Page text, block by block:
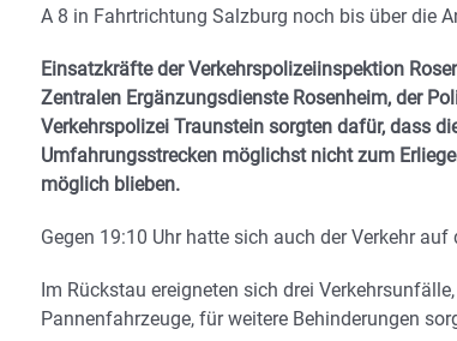
A 8 in Fahrtrichtung Salzburg noch bis über die
Einsatzkräfte der Verkehrspolizeiinspektion
Zentralen Ergänzungsdienste Rosenheim, der
Verkehrspolizei Traunstein sorgten dafür, dass
Umfahrungsstrecken möglichst nicht zum
möglich blieben.
Gegen 19:10 Uhr hatte sich auch der Verkehr
Im Rückstau ereigneten sich drei
Pannenfahrzeuge, für weitere Behinderungen